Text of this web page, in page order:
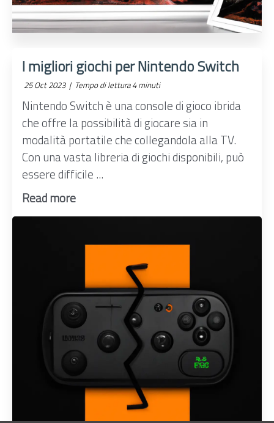
I migliori giochi per Nintendo Switch
25 Oct 2023 | Tempo di lettura 4 minuti
Nintendo Switch è una console di gioco ibrida
che offre la possibilità di giocare sia in
modalità portatile che collegandola alla TV.
Con una vasta libreria di giochi disponibili, può
essere difficile ...
Read more